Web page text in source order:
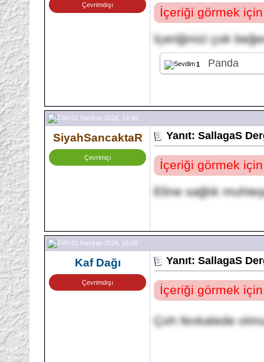
Çevrimdışı
İçeriği görmek
İçeriğinizi çok
1 Panda
01 Haziran 2026, 14:46
SiyahSancaktaR
Çevrimiçi
Yanıt: SallagaS
İçeriği görmek
Eline sağlık
01 Haziran 2026, 16:06
Kaf Dağı
Çevrimdışı
Yanıt: SallagaS
İçeriği görmek
Çoh fevkalede